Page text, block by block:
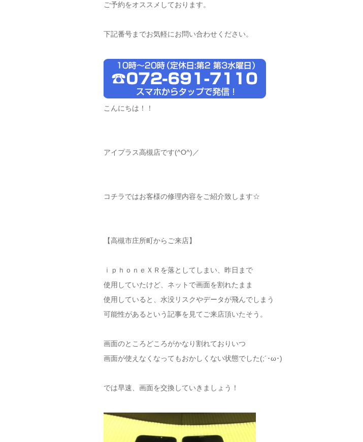
ご予約をオススメしております。
下記番号までお気軽にお問い合わせください。
こんにちは！！
アイプラス高槻店です(^O^)／
コチラではお客様の修理内容をご紹介致します☆
【高槻市庄所町からご来店】
ｉｐｈｏｎｅＸＲを落としてしまい、昨日まで
使用していたけど、ネットで画面を割れたまま
使用していると、水没リスクやデータが飛んでしまう
可能性があるという記事を見てご来店頂いたそう。
画面のところどころがかなり割れておりいつ
画面が使えなくなってもおかしくない状態でした(;´･ω･)
では早速、画面を交換していきましょう！